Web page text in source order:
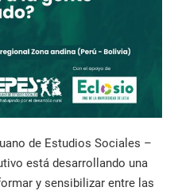
de Estudios Sociales –
está desarrollando una
y sensibilizar entre las